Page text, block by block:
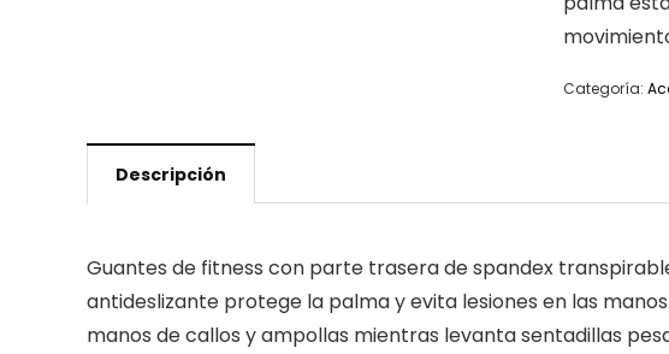
Categoría:
Descripción
Guantes de fitness con parte trasera de spandex
antideslizante protege la palma y evita lesiones en las
manos de callos y ampollas mientras levanta sentadillas